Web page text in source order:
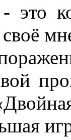
это
своё